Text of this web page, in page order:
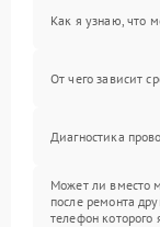
Как я узнаю, что
От чего зависит
Диагностика
Может ли вместо
после ремонта
телефон которого